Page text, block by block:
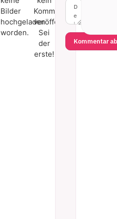
Bilder
hochgeladen
worden.
Kommentar
veröffentlicht.
Sei
der
erste!
Kommentar